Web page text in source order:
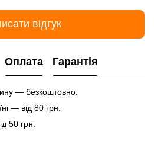
відгук
Оплата Гарантія
— безкоштовно.
— від 80 грн.
50 грн.